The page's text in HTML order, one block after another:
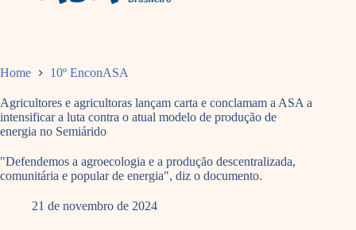
Home 10º EnconASA
Agricultores e agricultoras lançam carta e conclamam a ASA a
intensificar a luta contra o atual modelo de produção de
energia no Semiárido
"Defendemos a agroecologia e a produção descentralizada,
comunitária e popular de energia", diz o documento.
21 de novembro de 2024